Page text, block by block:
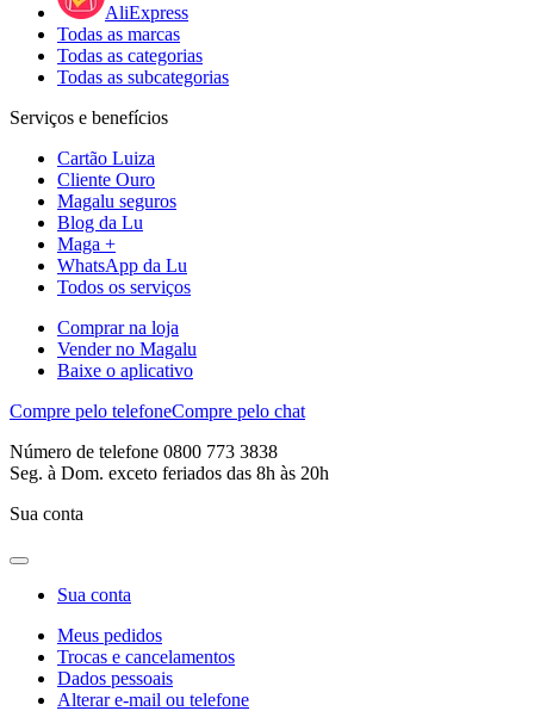
AliExpress
Todas as marcas
Todas as categorias
Todas as subcategorias
Serviços e benefícios
Cartão Luiza
Cliente Ouro
Magalu seguros
Blog da Lu
Maga +
WhatsApp da Lu
Todos os serviços
Comprar na loja
Vender no Magalu
Baixe o aplicativo
Compre pelo telefoneCompre pelo chat
Número de telefone 0800 773 3838
Seg. à Dom. exceto feriados das 8h às 20h
Sua conta
Sua conta
Meus pedidos
Trocas e cancelamentos
Dados pessoais
Alterar e-mail ou telefone